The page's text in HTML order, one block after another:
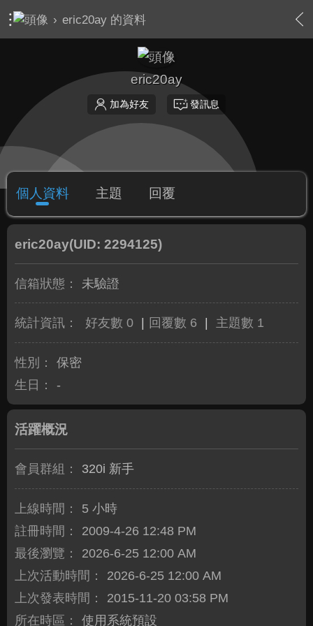
› eric20ay 的資料
eric20ay
加為好友 發訊息
個人資料 主題 回覆
eric20ay(UID: 2294125)
信箱狀態： 未驗證
統計資訊： 好友數 0 回覆數 6 主題數 1
性別：
保密
生日：
-
活躍概況
會員群組： 320i 新手
上線時間：
5 小時
註冊時間：
2009-4-26 12:48 PM
最後瀏覽：
2026-6-25 12:00 AM
上次活動時間：
2026-6-25 12:00 AM
上次發表時間：
2015-11-20 03:58 PM
所在時區：
使用系統預設